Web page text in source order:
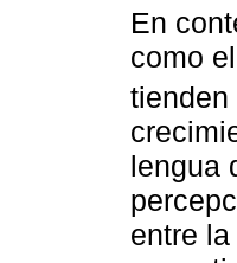
En
como
tienden
lengua
entre